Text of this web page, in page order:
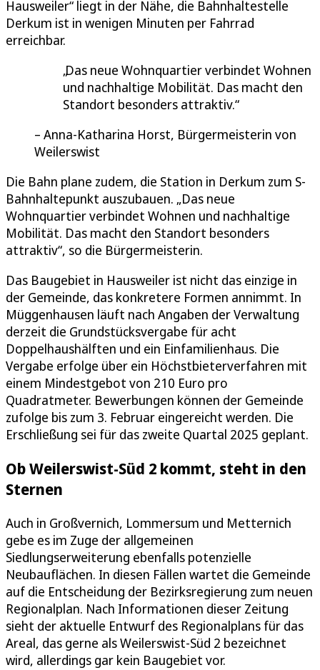
Hausweiler“ liegt in der Nähe, die Bahnhaltestelle
Derkum ist in wenigen Minuten per Fahrrad
erreichbar.
Das neue Wohnquartier verbindet Wohnen
und nachhaltige Mobilität. Das macht den
Standort besonders attraktiv.
Anna-Katharina Horst, Bürgermeisterin von
Weilerswist
Die Bahn plane zudem, die Station in Derkum zum S-
Bahnhaltepunkt auszubauen. „Das neue
Wohnquartier verbindet Wohnen und nachhaltige
Mobilität. Das macht den Standort besonders
attraktiv“, so die Bürgermeisterin.
Das Baugebiet in Hausweiler ist nicht das einzige in
der Gemeinde, das konkretere Formen annimmt. In
Müggenhausen läuft nach Angaben der Verwaltung
derzeit die Grundstücksvergabe für acht
Doppelhaushälften und ein Einfamilienhaus. Die
Vergabe erfolge über ein Höchstbieterverfahren mit
einem Mindestgebot von 210 Euro pro
Quadratmeter. Bewerbungen können der Gemeinde
zufolge bis zum 3. Februar eingereicht werden. Die
Erschließung sei für das zweite Quartal 2025 geplant.
Ob Weilerswist-Süd 2 kommt, steht in den
Sternen
Auch in Großvernich, Lommersum und Metternich
gebe es im Zuge der allgemeinen
Siedlungserweiterung ebenfalls potenzielle
Neubauflächen. In diesen Fällen wartet die Gemeinde
auf die Entscheidung der Bezirksregierung zum neuen
Regionalplan. Nach Informationen dieser Zeitung
sieht der aktuelle Entwurf des Regionalplans für das
Areal, das gerne als Weilerswist-Süd 2 bezeichnet
wird, allerdings gar kein Baugebiet vor.